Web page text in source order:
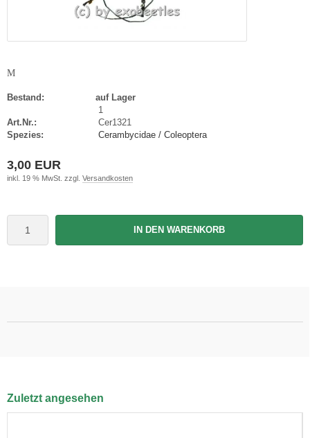
M
Bestand:
auf Lager
1
Art.Nr.:
Cer1321
Spezies:
Cerambycidae / Coleoptera
3,00 EUR
inkl. 19 % MwSt. zzgl. Versandkosten
IN DEN WARENKORB
Zuletzt angesehen